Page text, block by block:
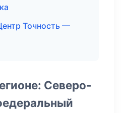
Точность —
Северо-